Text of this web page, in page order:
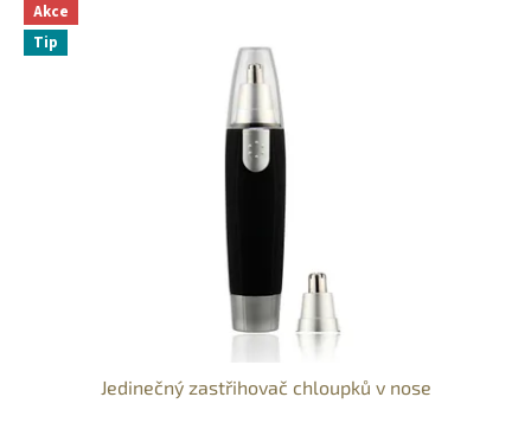
Akce
Tip
Jedinečný zastřihovač chloupků v nose